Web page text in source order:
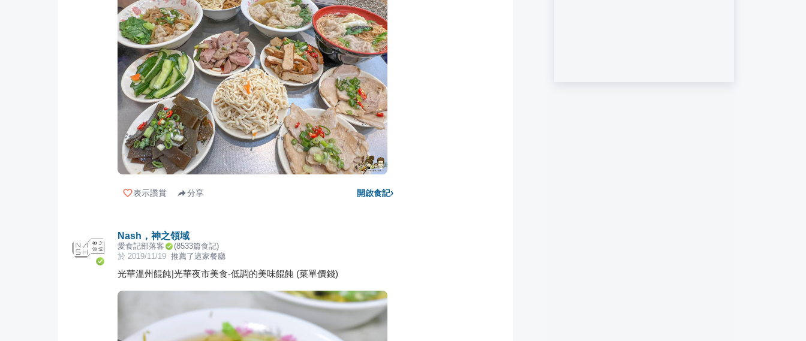
表示讚賞 分享 開啟食記›
Nash，神之領域
愛食記部落客 (8533篇食記)
於 2019/11/19 推薦了這家餐廳
光華溫州餛飩|光華夜市美食-低調的美味餛飩 (菜單價錢)